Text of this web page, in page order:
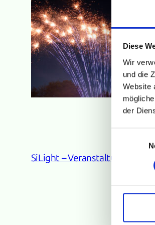
Diese
Wir
und die
Website
der
SiLight –